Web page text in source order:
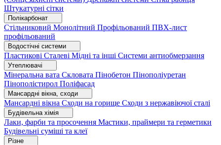
Штукатурні сітки
Полікарбонат
Стільниковий Монолітний Профільований ПВХ-лист
профільований
Водостічні системи
Пластикові Сталеві Мідні та інші Системи антиобмерзання
Утеплювачі
Мінеральна вата Скловата Пінобетон Пінополіуретан
Пінополістирол Поліфасад
Мансардні вікна, сходи
Мансардні вікна Сходи на горище Сходи з нержавіючої сталі
Будівельна хімія
Лаки, фарби та просочення Мастики, праймери та герметики
Будівельні суміші та клеї
Різне